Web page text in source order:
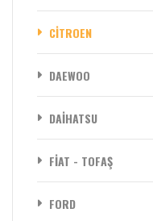
CİTROEN
DAEWOO
DAİHATSU
FİAT - TOFAŞ
FORD